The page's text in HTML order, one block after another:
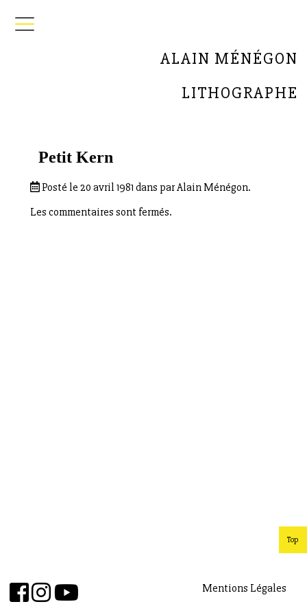
ALAIN MÉNÉGON
LITHOGRAPHE
Petit Kern
Posté le 20 avril 1981 dans par Alain Ménégon.
Les commentaires sont fermés.
Mentions Légales
Top